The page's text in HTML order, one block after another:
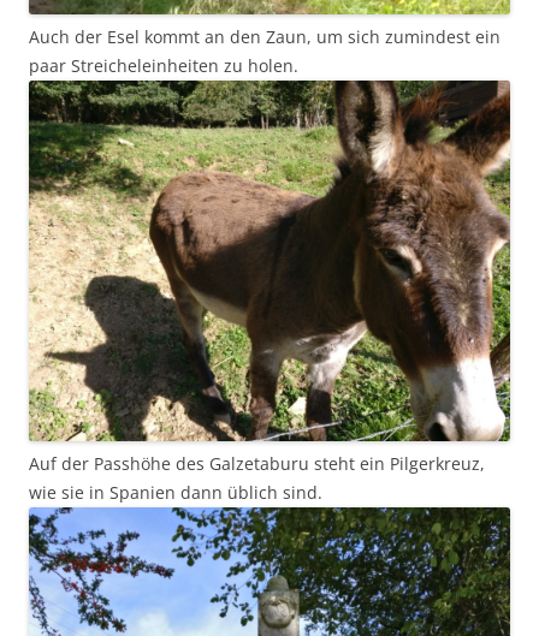
Auch der Esel kommt an den Zaun, um sich zumindest ein
paar Streicheleinheiten zu holen.
Auf der Passhöhe des Galzetaburu steht ein Pilgerkreuz,
wie sie in Spanien dann üblich sind.